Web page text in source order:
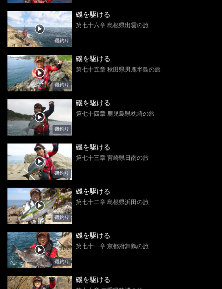
磯釣り
磯を駆ける
第七十六章 島根県出雲の旅
磯釣り
磯を駆ける
第七十五章 秋田県男鹿半島の旅
磯釣り
磯を駆ける
第七十四章 鹿児島県枕崎の旅
磯釣り
磯を駆ける
第七十三章 宮崎県日南の旅
磯釣り
磯を駆ける
第七十二章 島根県浜田の旅
磯釣り
磯を駆ける
第七十一章 京都府舞鶴の旅
磯を駆ける